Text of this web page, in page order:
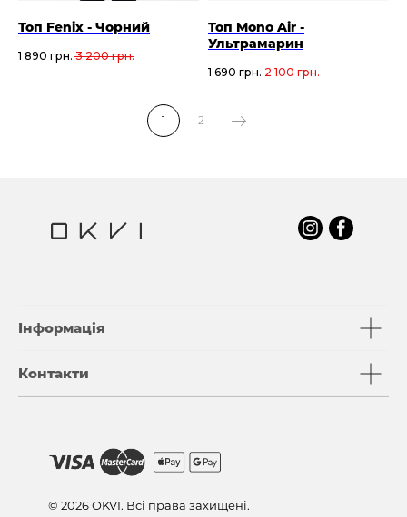
Топ Fenix - Чорний
1 890 грн. 3 200 грн.
Топ Mono Air -
Ультрамарин
1 690 грн. 2 100 грн.
1 2
Інформація
Контакти
© 2026 OKVI. Всі права захищені.